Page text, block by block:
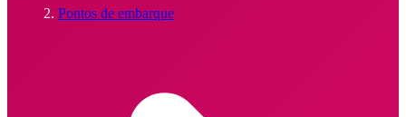
Pontos de embarque